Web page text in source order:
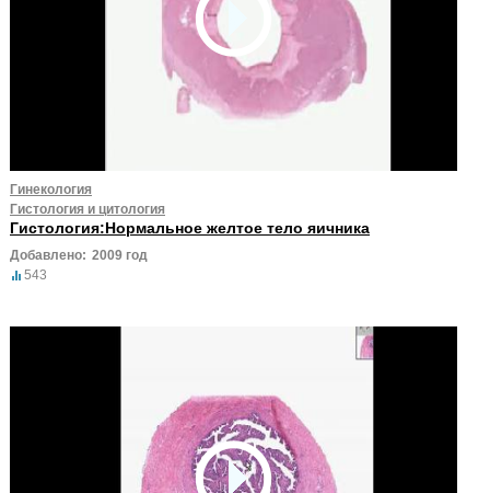
Гинекология
Гистология и цитология
Гистология:Нормальное желтое тело яичника
Добавлено: 2009 год
543